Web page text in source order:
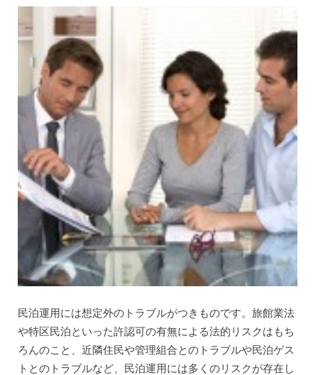
民泊運用には想定外のトラブルがつきものです。旅館業法
や特区民泊といった許認可の有無による法的リスクはもち
ろんのこと、近隣住民や管理組合とのトラブルや民泊ゲス
トとのトラブルなど、民泊運用には多くのリスクが存在し